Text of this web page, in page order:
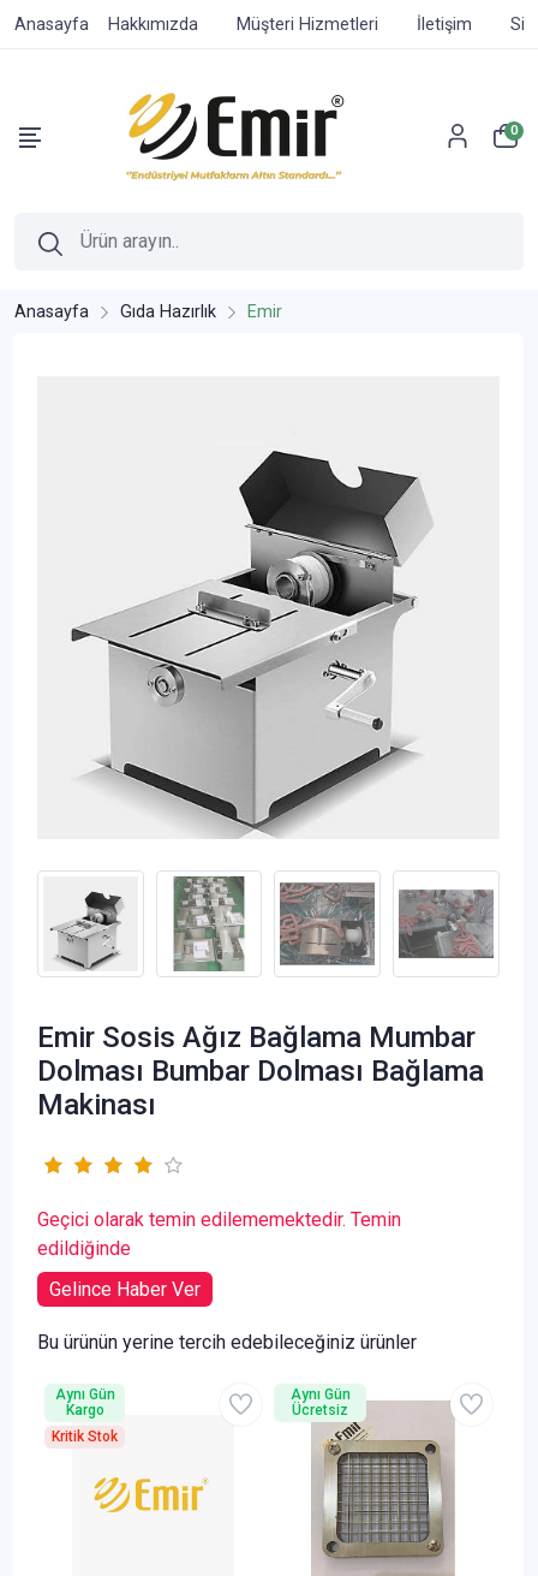
Anasayfa Hakkımızda Müşteri Hizmetleri İletişim
0
Anasayfa Gıda Hazırlık Emir
Emir Sosis Ağız Bağlama Mumbar
Dolması Bumbar Dolması Bağlama
Makinası
Geçici olarak temin edilememektedir. Temin
edildiğinde
Gelince Haber Ver
Bu ürünün yerine tercih edebileceğiniz ürünler
Aynı Gün
Kargo
Kritik Stok
Aynı Gün
Ücretsiz